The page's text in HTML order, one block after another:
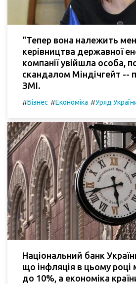
"Тепер вона належить
керівництва державної
компанії увійшла особа,
скандалом Міндічгейт --
ЗМІ.
#Бізнес #Економіка #Уряд
Національний банк
що інфляція в цьому році
до 10%, а економіка